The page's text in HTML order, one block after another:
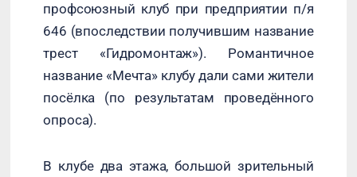
профсоюзный клуб при предприятии п/я
646 (впоследствии получившим название
трест «Гидромонтаж»). Романтичное
название «Мечта» клубу дали сами жители
посёлка (по результатам проведённого
опроса).
В клубе два этажа, большой зрительный